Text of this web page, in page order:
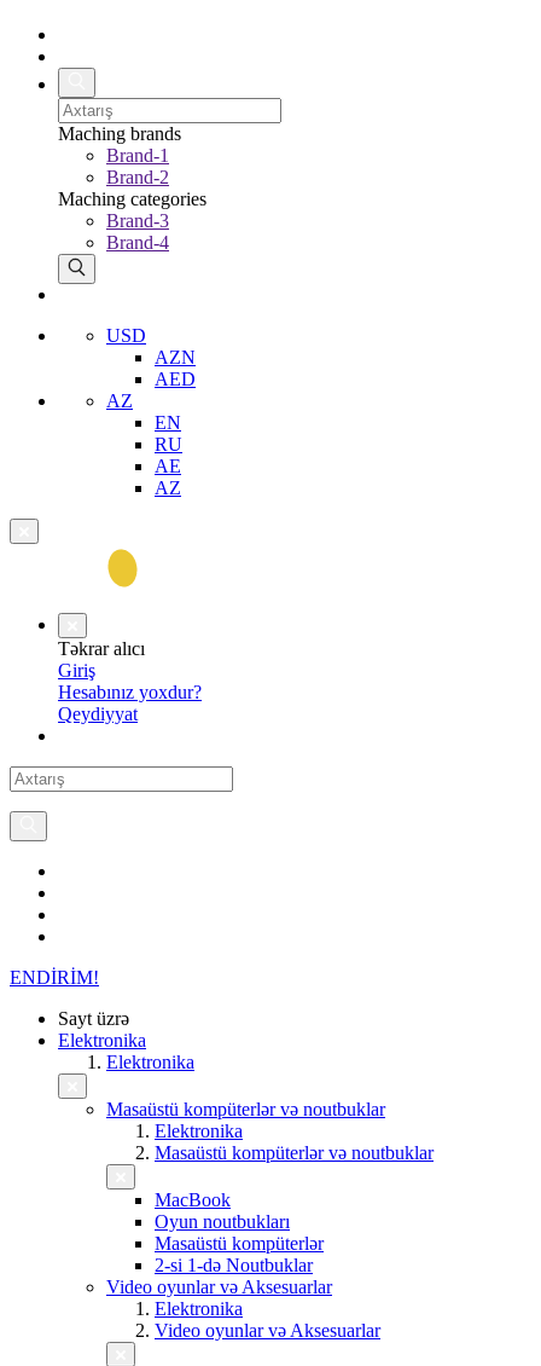
Maching brands
Brand-1
Brand-2
Maching categories
Brand-3
Brand-4
USD
AZN
AED
AZ
EN
RU
AE
AZ
Təkrar alıcı
Giriş
Hesabınız yoxdur?
Qeydiyyat
ENDİRİM!
Sayt üzrə
Elektronika
Elektronika
Masaüstü kompüterlər və noutbuklar
Elektronika
Masaüstü kompüterlər və noutbuklar
MacBook
Oyun noutbukları
Masaüstü kompüterlər
2-si 1-də Noutbuklar
Video oyunlar və Aksesuarlar
Elektronika
Video oyunlar və Aksesuarlar